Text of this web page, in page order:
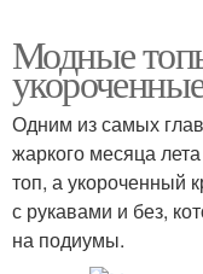
Модные
Одним из самых
жаркого месяца
топ, а укороченный
с рукавами и без,
на подиумы.